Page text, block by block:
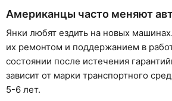
Американцы часто меняют
Янки любят ездить на новых
их ремонтом и поддержанием в
состоянии после истечения
зависит от марки транспортного
5-6 лет.